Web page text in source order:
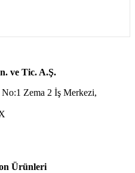
ve Tic. A.Ş.
Zema 2 İş Merkezi,
Ürünleri